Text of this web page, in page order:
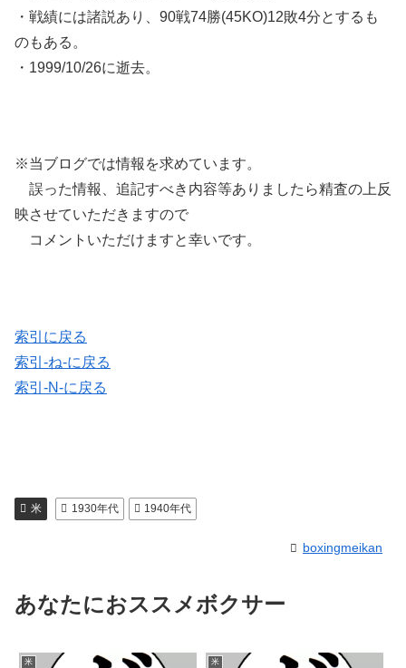
・戦績には諸説あり、90戦74勝(45KO)12敗4分とするも
のもある。
・1999/10/26に逝去。
※当ブログでは情報を求めています。
誤った情報、追記すべき内容等ありましたら精査の上反
映させていただきますので
コメントいただけますと幸いです。
索引に戻る
索引-ね-に戻る
索引-N-に戻る
米 1930年代 1940年代
boxingmeikan
あなたにおススメボクサー
米 米